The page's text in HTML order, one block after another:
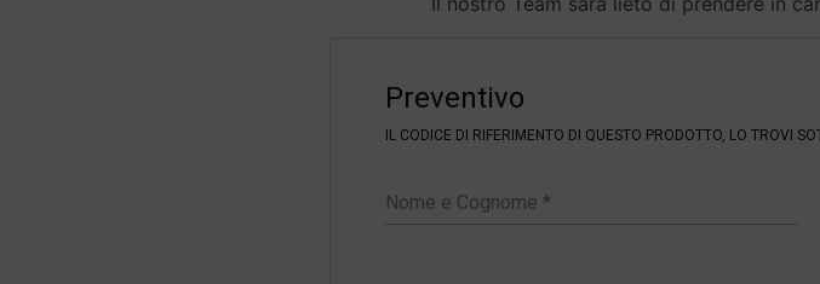
Preventivo
IL CODICE DI RIFERIMENTO DI QUESTO PRODOTTO, LO TROVI